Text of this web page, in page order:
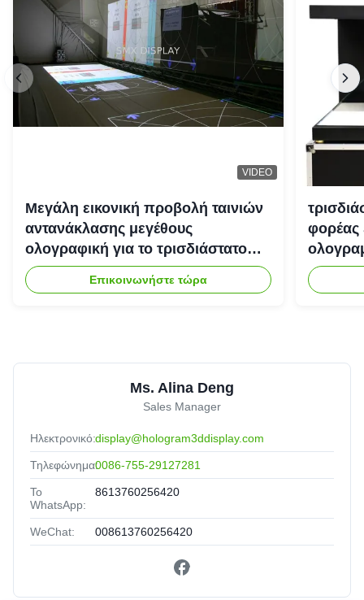
VIDEO
Μεγάλη εικονική προβολή ταινιών
αντανάκλασης μεγέθους
ολογραφική για το τρισδιάστατο
σύστημα προβολέων
ολογραμμάτων
Επικοινωνήστε τώρα
φορέας
Ms. Alina Deng
Sales Manager
Ηλεκτρονικό:display@hologram3ddisplay.com
Τηλεφώνημα:0086-755-29127281
Το
WhatsApp:
8613760256420
WeChat: 008613760256420